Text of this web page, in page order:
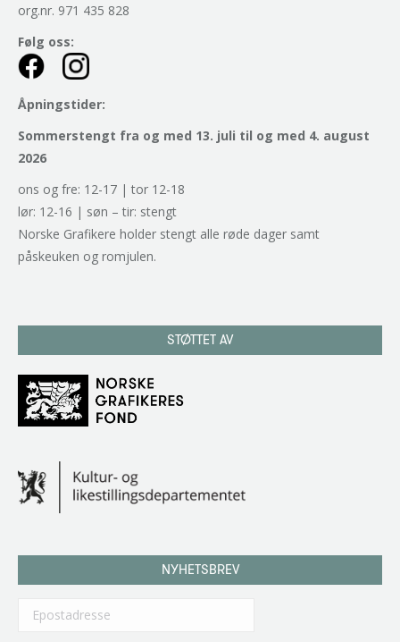
org.nr. 971 435 828
Følg oss:
Åpningstider:
Sommerstengt fra og med 13. juli til og med 4. august
2026
ons og fre: 12-17 | tor 12-18
lør: 12-16 | søn – tir: stengt
Norske Grafikere holder stengt alle røde dager samt
påskeuken og romjulen.
STØTTET AV
NYHETSBREV